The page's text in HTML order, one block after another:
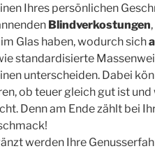
Ihres persönlichen
Blindverkostungen
im Glas haben, wodurch sich
standardisierte
unterscheiden. Dabei
ob teuer gleich gut ist
Denn am Ende zählt bei
werden Ihre